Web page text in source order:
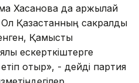
Хасанова да қаржылай
Қазақстанның сакралды
Қамысты
ескерткіштерге
етіп отыр», - дейді партия